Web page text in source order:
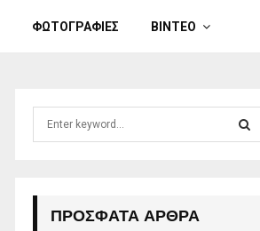
ΦΩΤΟΓΡΑΦΙΕΣ ΒΙΝΤΕΟ
ΠΡΌΣΦΑΤΑ ΆΡΘΡΑ